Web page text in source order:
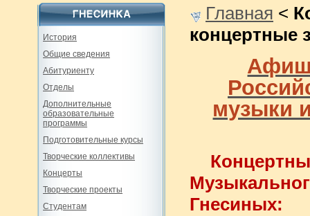
История
Общие сведения
Абитуриенту
Отделы
Дополнительные
образовательные
программы
Подготовительные курсы
Творческие коллективы
Концерты
Творческие проекты
Студентам
Главная <
концертные
музыки
Гнесиных: